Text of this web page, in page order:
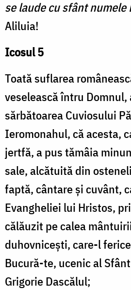
se laude cu sfânt numele
Aliluia!
Icosul 5
Toată suflarea
veselească întru Domnul,
sărbătoarea Cuviosului
Ieromonahul, că acesta,
jertfă, a pus tămâia
sale, alcătuită din
faptă, cântare și cuvânt,
Evangheliei lui Hristos,
călăuzit pe calea
duhovnicești, care-l
Bucură-te, ucenic al
Grigorie Dascălul;